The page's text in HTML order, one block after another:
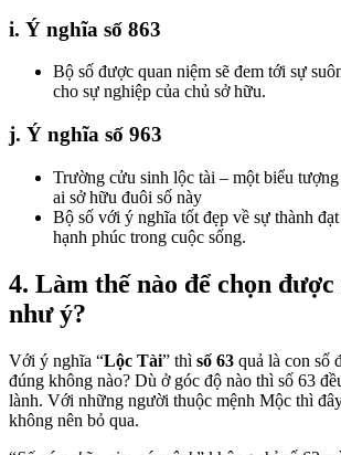
i. Ý nghĩa số 863
Bộ số được quan niệm sẽ đem tới sự
cho sự nghiệp của chủ sở hữu.
j. Ý nghĩa số 963
Trường cửu sinh lộc tài – một biểu
ai sở hữu đuôi số này
Bộ số với ý nghĩa tốt đẹp về sự thành
hạnh phúc trong cuộc sống.
4. Làm thế nào để chọn
như ý?
Với ý nghĩa “Lộc Tài” thì số 63 quả là con số
đúng không nào? Dù ở góc độ nào thì số 63
lành. Với những người thuộc mệnh Mộc thì
không nên bỏ qua.